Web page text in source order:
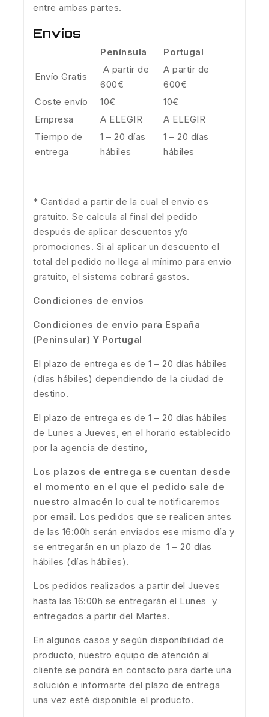
entre ambas partes.
Envíos
Península Portugal
Envío Gratis
A partir de
600€
A partir de
600€
Coste envío
10€
10€
Empresa
A ELEGIR
A ELEGIR
Tiempo de
entrega
1 – 20 días
hábiles
1 – 20 días
hábiles
* Cantidad a partir de la cual el envío es
gratuito. Se calcula al final del pedido
después de aplicar descuentos y/o
promociones. Si al aplicar un descuento el
total del pedido no llega al mínimo para envío
gratuito, el sistema cobrará gastos.
Condiciones de envíos
Condiciones de envío para España
(Peninsular) Y Portugal
El plazo de entrega es de 1 – 20 días hábiles
(días hábiles) dependiendo de la ciudad de
destino.
El plazo de entrega es de 1 – 20 días hábiles
de Lunes a Jueves, en el horario establecido
por la agencia de destino,
Los plazos de entrega se cuentan desde
el momento en el que el pedido sale de
nuestro almacén lo cual te notificaremos
por email. Los pedidos que se realicen antes
de las 16:00h serán enviados ese mismo día y
se entregarán en un plazo de 1 – 20 días
hábiles (días hábiles).
Los pedidos realizados a partir del Jueves
hasta las 16:00h se entregarán el Lunes y
entregados a partir del Martes.
En algunos casos y según disponibilidad de
producto, nuestro equipo de atención al
cliente se pondrá en contacto para darte una
solución e informarte del plazo de entrega
una vez esté disponible el producto.